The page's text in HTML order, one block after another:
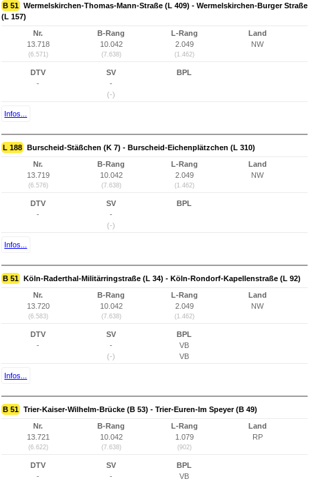
B 51 Wermelskirchen-Thomas-Mann-Straße (L 409) - Wermelskirchen-Burger Straße
(L 157)
Nr.
13.718
(6.571)
B-Rang
10.042
(7.638)
L-Rang
2.049
(1.462)
Land
NW
DTV
-
SV
-
(-)
BPL
Infos...
L 188 Burscheid-Stäßchen (K 7) - Burscheid-Eichenplätzchen (L 310)
Nr.
13.719
(6.576)
B-Rang
10.042
(7.638)
L-Rang
2.049
(1.462)
Land
NW
DTV
-
SV
-
(-)
BPL
Infos...
B 51 Köln-Raderthal-Militärringstraße (L 34) - Köln-Rondorf-Kapellenstraße (L 92)
Nr.
13.720
(6.583)
B-Rang
10.042
(7.638)
L-Rang
2.049
(1.462)
Land
NW
DTV
-
SV
-
(-)
BPL
VB
VB
Infos...
B 51 Trier-Kaiser-Wilhelm-Brücke (B 53) - Trier-Euren-Im Speyer (B 49)
Nr.
13.721
(6.622)
B-Rang
10.042
(7.638)
L-Rang
1.079
(902)
Land
RP
DTV
-
SV
-
BPL
VB